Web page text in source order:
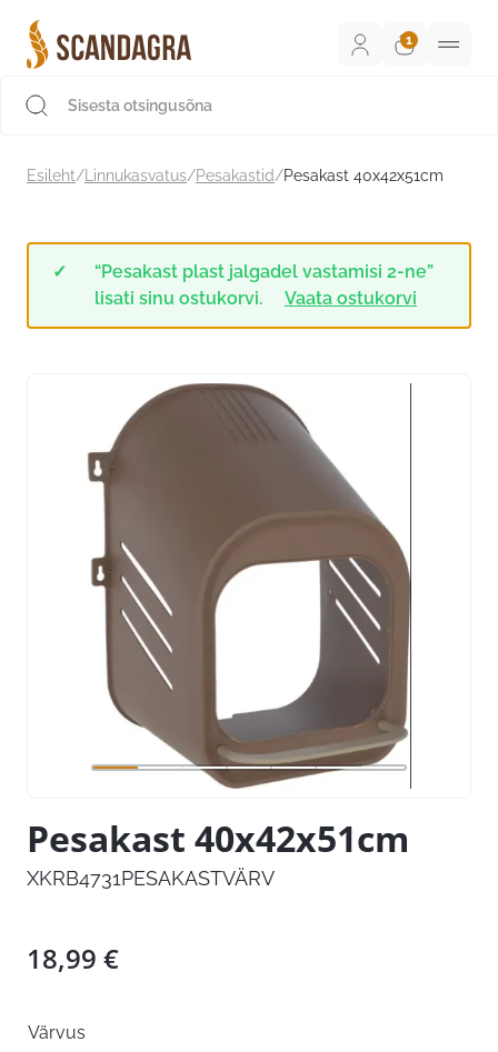
sisu
juurde
Esileht/ Linnukasvatus/Pesakastid/Pesakast 40x42x51cm
“Pesakast plast jalgadel vastamisi 2-ne”
lisati sinu ostukorvi.
Vaata ostukorvi
Pesakast 40x42x51cm
XKRB4731PESAKASTVÄRV
18,99 €
Värvus